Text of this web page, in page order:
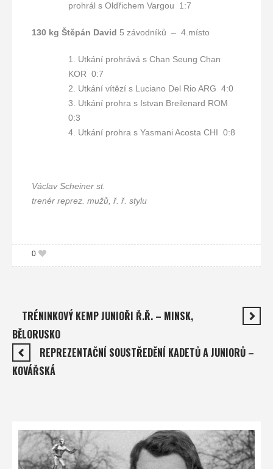
prohrál s Oldřichem Vargou 1:7
130 kg Štěpán David 5 závodníků – 4.místo
1. Utkání prohrává s Chan Seung Chan
KOR 0:7
2. Utkání vítězí s Luciano Del Rio ARG 4:0
3. Utkání prohra s Istvan Breilenard ROM
0:3
4. Utkání prohra s Yasmani Acosta CHI 0:8
Václav Scheiner st.
trenér reprez. mužů, ř. ř. stylu
0
TRÉNINKOVÝ KEMP JUNIOŘI Ř.Ř. – MINSK,
BĚLORUSKO
REPREZENTAČNÍ SOUSTŘEDĚNÍ KADETŮ A JUNIORŮ –
KOVÁŘSKÁ